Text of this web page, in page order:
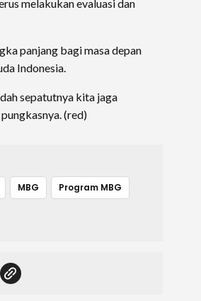
melakukan evaluasi dan
panjang bagi masa depan
Indonesia.
sepatutnya kita jaga
(red)
MBG Program MBG